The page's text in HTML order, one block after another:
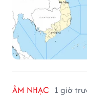
ÂM NHẠC 1 giờ